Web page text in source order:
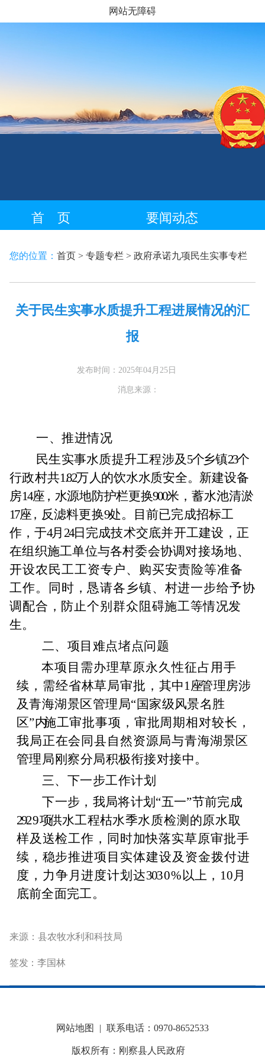
网站无障碍
首 页 要闻动态
藏语专栏
您的位置： 首页 > 专题专栏 > 政府承诺九项民生实事专栏
关于民生实事水质提升工程进展情况的汇
报
发布时间：2025年04月25日
消息来源：
一、推进情况
民生实事水质提升工程涉及 5个乡镇23个
行政村共1.82万 人的饮水水质安全。新建设备
房14座，水源地防护栏更换900米， 蓄水池清淤
17座，反滤料更换9处。
目前已完成招标工
作，于4月 24日完成技术交底并开工建设，正
在组织施工单位与各村委会协调对接场地、
开设农民工工资专户、购买安责险等准备
工作。
同时，恳请各乡镇、村进一步给予协
调配合，防止个别群众阻碍施工等情况发
生。
二、项目难点堵点问题
本项目需办理草原永久性征占用手
续，需经省林草局审批， 其中1 座管理房涉
及青海湖景区管理局“ 国家级风景名胜
区”内施工审批事项，审批周期相对较长，
我局正在会同县自然资源局与青海湖景区
管理局刚察分局积极衔接对接中。
三、下一步工作计划
下一步，我局将计划 “五一”节前完成
2929项供水工程枯水季水质检测的原水取
样及送检工作，同时加快落实草原审批手
续， 稳步推进项目实体建设及资金拨付进
度，力争月进度计划达3030% 以上 ， 10 月
底前全面完工。
来源： 县农牧水利和科技局
签发：李国林
网站地图 | 联系电话：0970-8652533
版权所有：刚察县人民政府